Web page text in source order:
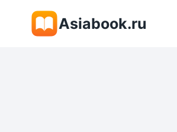
содержимому
Asiabook.ru